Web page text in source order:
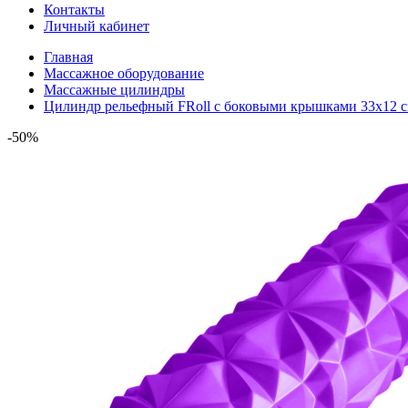
Контакты
Личный кабинет
Главная
Массажное оборудование
Массажные цилиндры
Цилиндр рельефный FRoll с боковыми крышками 33х12
-50%